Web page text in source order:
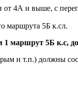
4А и выше, с
маршрута 5Б к.сл.
1 маршрут 5Б к.с,
и т.п.) должны